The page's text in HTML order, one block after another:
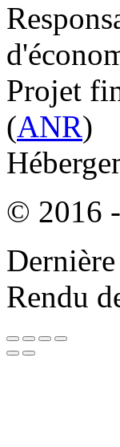
Projet
(ANR)
© 2016
Rendu